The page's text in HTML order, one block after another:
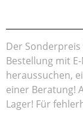
Der
Bestellung mit
heraussuchen,
einer Beratung!
Lager! Für